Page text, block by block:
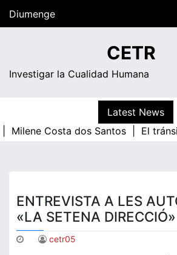
Diumenge
CETR
Investigar la Cualidad Humana
Latest News
Milene Costa dos Santos | El
ENTREVISTA A LES
«LA SETENA DIRECCIÓ»
cetr05